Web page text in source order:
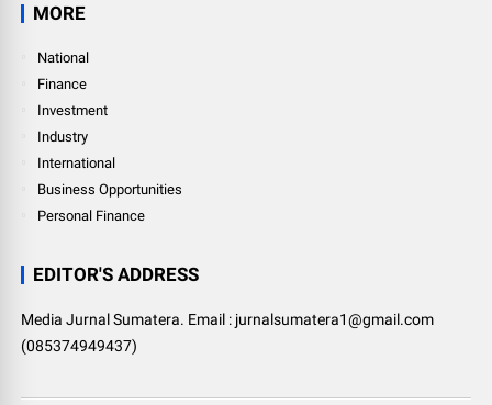
MORE
National
Finance
Investment
Industry
International
Business Opportunities
Personal Finance
EDITOR'S ADDRESS
Media Jurnal Sumatera. Email : jurnalsumatera1@gmail.com
(085374949437)